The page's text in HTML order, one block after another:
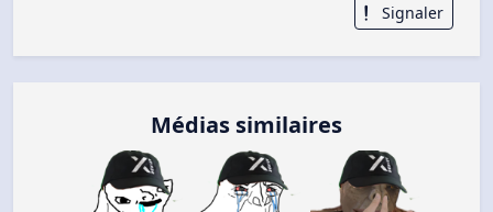
Signaler
Médias similaires